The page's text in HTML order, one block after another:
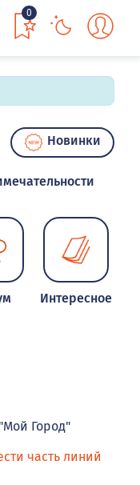
0
Новинки
Интересное
Город"
часть линий